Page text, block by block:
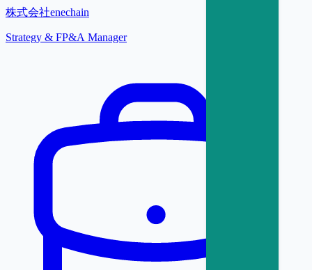
株式会社enechain
Strategy & FP&A Manager